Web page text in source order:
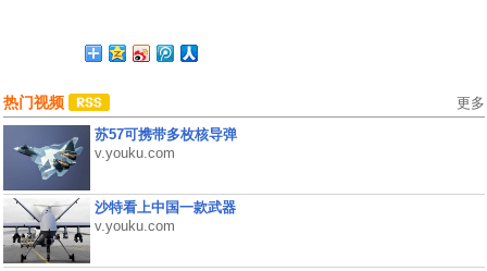
热门视频 更多
苏57可携带多枚核导弹
v.youku.com
沙特看上中国一款武器
v.youku.com